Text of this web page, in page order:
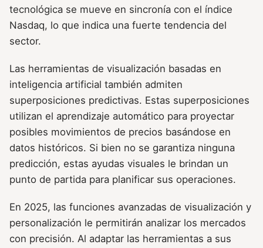
tecnológica se mueve en sincronía con el índice
Nasdaq, lo que indica una fuerte tendencia del
sector.
Las herramientas de visualización basadas en
inteligencia artificial también admiten
superposiciones predictivas. Estas superposiciones
utilizan el aprendizaje automático para proyectar
posibles movimientos de precios basándose en
datos históricos. Si bien no se garantiza ninguna
predicción, estas ayudas visuales le brindan un
punto de partida para planificar sus operaciones.
En 2025, las funciones avanzadas de visualización y
personalización le permitirán analizar los mercados
con precisión. Al adaptar las herramientas a sus